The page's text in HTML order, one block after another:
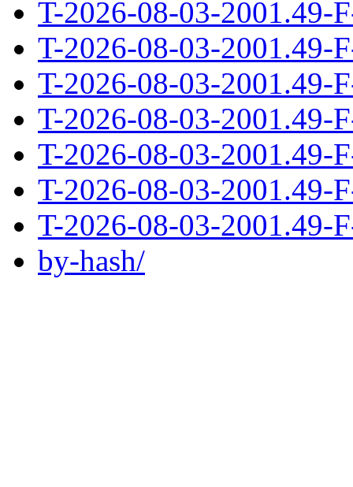
T-2026-08-03-2001.49-
T-2026-08-03-2001.49-
T-2026-08-03-2001.49-
T-2026-08-03-2001.49-
T-2026-08-03-2001.49-
T-2026-08-03-2001.49-
T-2026-08-03-2001.49-
by-hash/